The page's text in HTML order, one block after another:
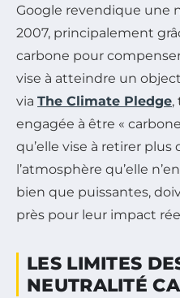
Google revendique une
2007, principalement
carbone pour
vise à atteindre un
via The Climate Pledge,
engagée à être «
qu’elle vise à retirer plus
l’atmosphère qu’elle
bien que puissantes,
près pour leur impact
LES LIMITES
NEUTRALITÉ